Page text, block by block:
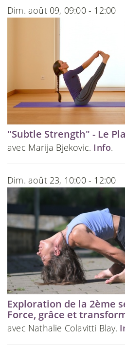
Dim. août 09, 09:00 - 12:00
"Subtle Strength" - Le
avec Marija Bjekovic. Info.
Dim. août 23, 10:00 - 12:00
Exploration de la 2ème
Force, grâce et
avec Nathalie Colavitti Blay.